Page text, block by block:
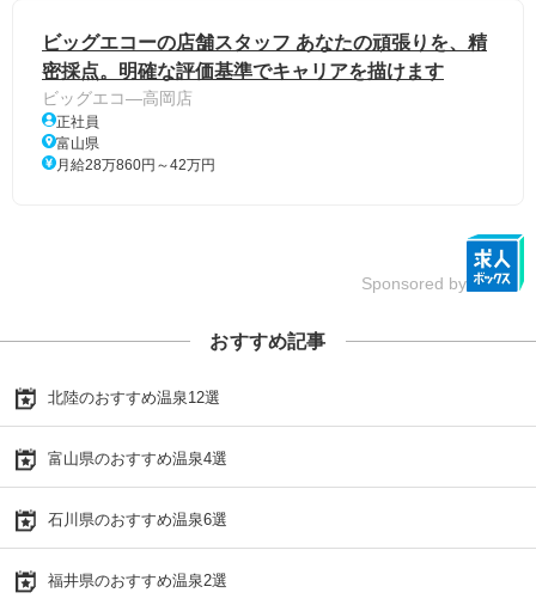
ビッグエコーの店舗スタッフ あなたの頑張りを、精
密採点。明確な評価基準でキャリアを描けます
ビッグエコ―高岡店
正社員
富山県
月給28万860円～42万円
Sponsored by
おすすめ記事
北陸のおすすめ温泉12選
富山県のおすすめ温泉4選
石川県のおすすめ温泉6選
福井県のおすすめ温泉2選